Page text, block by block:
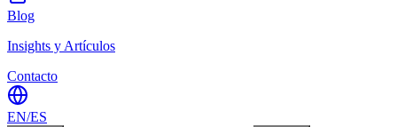
Blog
Insights y Artículos
Contacto
EN/ES